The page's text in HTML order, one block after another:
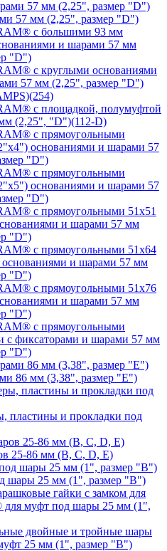
57 мм (2,25", размер "D")
с большими 93 мм
и шарами 57 мм
"D")
с круглыми основаниями
57 мм (2,25", размер "D")
с площадкой, полумуфтой
(2,25", "D")(112-D)
с прямоугольными
основаниями и шарами 57
"D")
с прямоугольными
основаниями и шарами 57
"D")
с прямоугольными 51х51
и шарами 57 мм
"D")
с прямоугольными 51х64
и шарами 57 мм
"D")
с прямоугольными 51х76
и шарами 57 мм
"D")
с прямоугольными
с фиксаторами и шарами 57 мм
"D")
86 мм (3,38", размер "E")
пластины и прокладки под
25-86 мм (B, C, D, E)
25 мм (1", размер "B")
гайки с замком для
муфт под шары 25 мм (1",
двойные и тройные шары
25 мм (1", размер "B")